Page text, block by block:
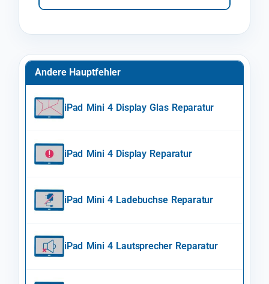
Andere Hauptfehler
iPad Mini 4 Display Glas Reparatur
iPad Mini 4 Display Reparatur
iPad Mini 4 Ladebuchse Reparatur
iPad Mini 4 Lautsprecher Reparatur